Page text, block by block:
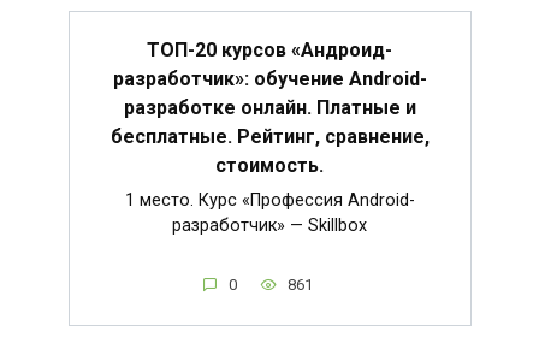
ТОП-20 курсов «Андроид-
разработчик»: обучение Android-
разработке онлайн. Платные и
бесплатные. Рейтинг, сравнение,
стоимость.
1 место. Курс «Профессия Android-
разработчик» — Skillbox
0 861